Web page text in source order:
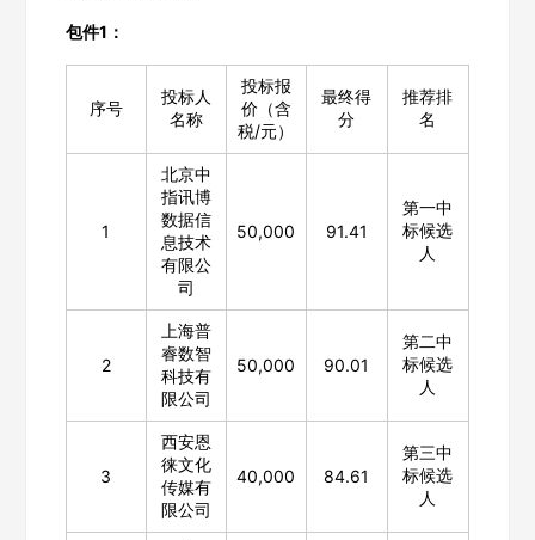
包件1：
序号
投标人
名称
投标报
价（含
税/元）
最终得
分
推荐排
名
1
北京中
指讯博
数据信
息技术
有限公
司
50,000 91.41
第一中
标候选
人
2
上海普
睿数智
科技有
限公司
50,000 90.01
第二中
标候选
人
3
西安恩
徕文化
传媒有
限公司
40,000 84.61
第三中
标候选
人